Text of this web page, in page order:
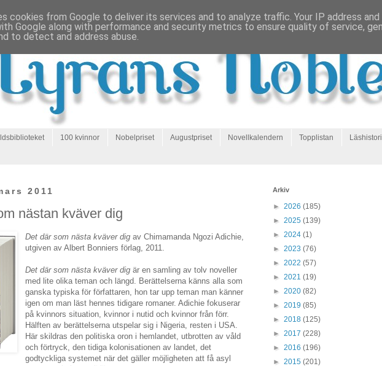
100 kvinnor Nobelpriset Augustpriset Novellkalendern Topplistan
2011
nästan kväver dig
Det där som nästa kväver digav Chimamanda Ngozi Adichie,
utgiven av Albert Bonniers förlag, 2011.
Det där som nästa kväver digär en samling av tolv noveller
med lite olika teman och längd. Berättelserna känns alla som
ganska typiska för författaren, hon tar upp teman man känner
igen om man läst hennes tidigare romaner. Adichie fokuserar
på kvinnors situation, kvinnor i nutid och kvinnor från förr.
Hälften av berättelserna utspelar sig i Nigeria, resten i USA.
Här skildras den politiska oron i hemlandet, utbrotten av våld
och förtryck, den tidiga kolonisationen av landet, det
godtyckliga systemet när det gäller möjligheten att få asyl
Arkiv
► 2026 (185)
► 2025 (139)
► 2024 (1)
► 2023 (76)
► 2022 (57)
► 2021 (19)
► 2020 (82)
► 2019 (85)
► 2018 (125)
► 2017 (228)
► 2016 (196)
► 2015 (201)
cookies from Google to deliver its services and to analyze traffic. Your IP address
Google along with performance and security metrics to ensure quality of service,
to detect and address abuse.